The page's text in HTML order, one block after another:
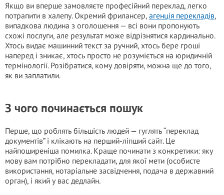
Якщо ви вперше замовляєте професійний переклад, легко
потрапити в халепу. Окремий фрилансер, агенція перекладів,
випадкова людина з оголошення — всі вони пропонують
схожі послуги, але результат може відрізнятися кардинально.
Хтось видає машинний текст за ручний, хтось бере гроші
наперед і зникає, хтось просто не розуміється на юридичній
термінології. Розібратися, кому довіряти, можна ще до того,
як ви заплатили.
З чого починається пошук
Перше, що роблять більшість людей — гуглять “переклад
документів” і клікають на перший-ліпший сайт. Це
найпоширеніша помилка. Краще починати з конкретики: яку
мову вам потрібно перекладати, для якої мети (особисте
використання, нотаріальне засвідчення, подача в державний
орган), і який у вас дедлайн.